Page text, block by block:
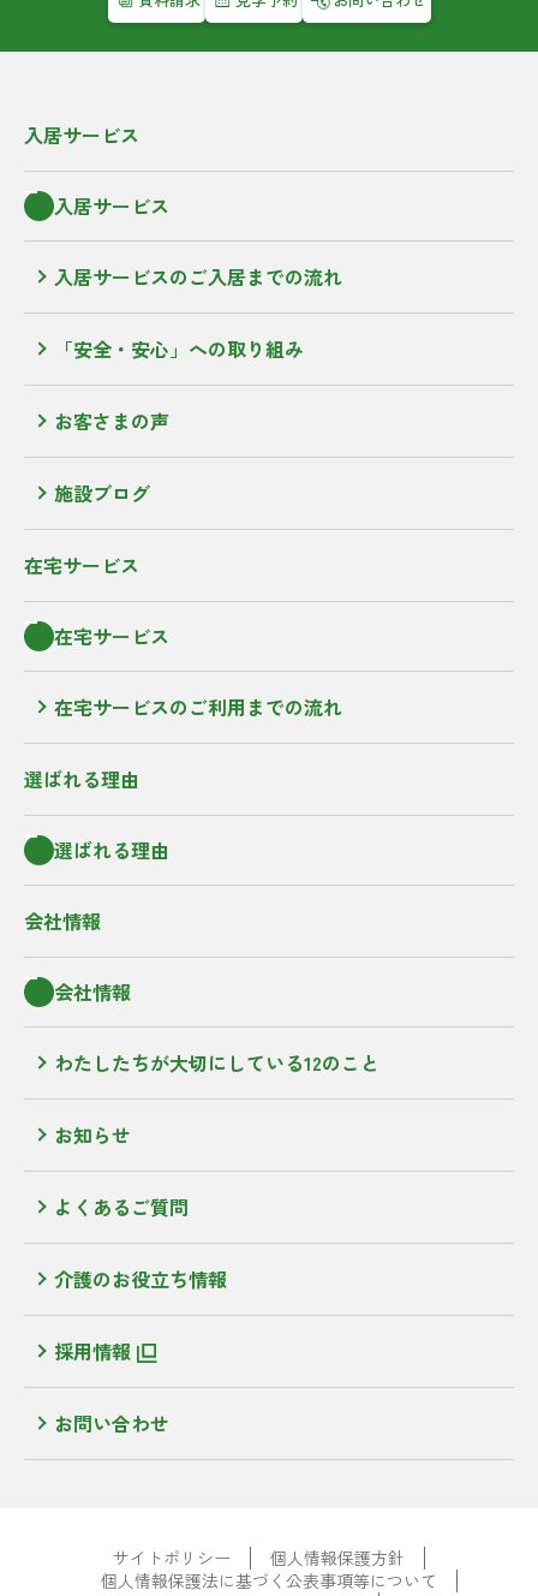
入居サービス
入居サービス
入居サービスのご入居までの流れ
「安全・安心」への取り組み
お客さまの声
施設ブログ
在宅サービス
在宅サービス
在宅サービスのご利用までの流れ
選ばれる理由
選ばれる理由
会社情報
会社情報
わたしたちが大切にしている12のこと
お知らせ
よくあるご質問
介護のお役立ち情報
採用情報
お問い合わせ
サイトポリシー
個人情報保護方針
個人情報保護法に基づく公表事項等について